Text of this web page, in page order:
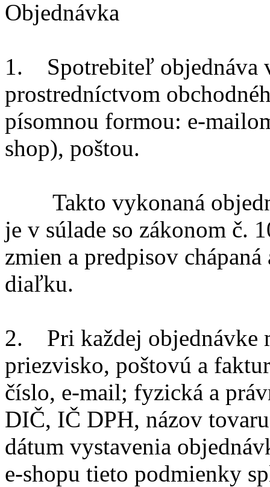
Objednávka
1. Spotrebiteľ objednáva
prostredníctvom
písomnou formou: e-
shop), poštou.
Takto vykonaná
je v súlade so zákonom č.
zmien a predpisov
diaľku.
2. Pri každej objednávke
priezvisko, poštovú a
číslo, e-mail; fyzická a
DIČ, IČ DPH, názov
dátum vystavenia
e-shopu tieto podmienky